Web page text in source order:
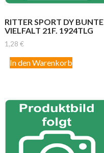
RITTER SPORT DY BUNTE
VIELFALT 21F. 1924TLG
1,28 €
In den Warenkorb